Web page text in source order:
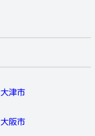
大津市
大阪市